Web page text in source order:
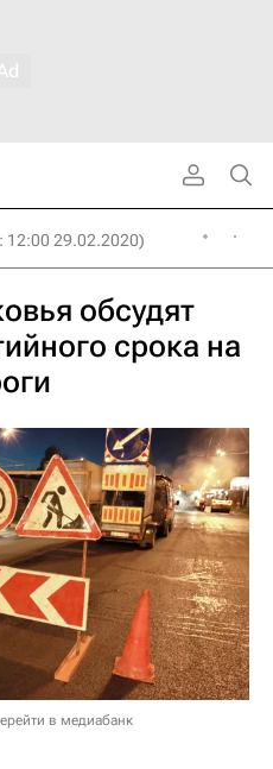
12:00 29.02.2020)
обсудят
срока на
в медиабанк